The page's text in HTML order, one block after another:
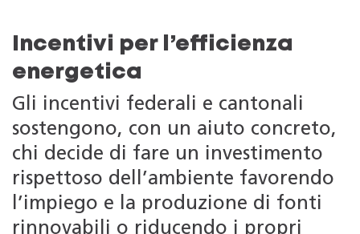
Incentivi per l’efficienza
energetica
Gli incentivi federali e cantonali
sostengono, con un aiuto concreto,
chi decide di fare un investimento
rispettoso dell’ambiente favorendo
l’impiego e la produzione di fonti
rinnovabili o riducendo i propri